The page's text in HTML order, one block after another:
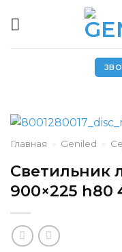
Главная » Geniled »
Светильник
900×225 h80